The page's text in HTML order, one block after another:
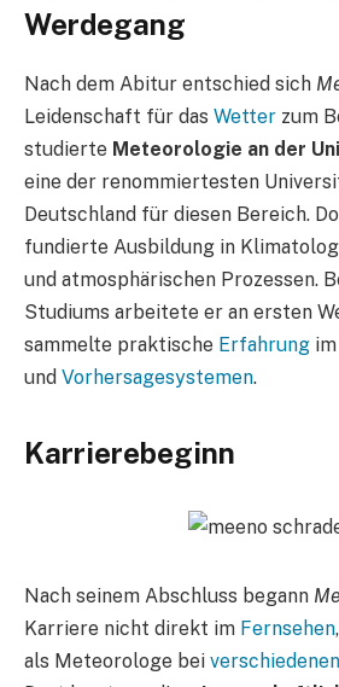
Werdegang
Nach dem Abitur entschied sich
Leidenschaft für das Wetter zum
studierte Meteorologie an der
eine der renommiertesten
Deutschland für diesen Bereich.
fundierte Ausbildung in
und atmosphärischen Prozessen.
Studiums arbeitete er an ersten
sammelte praktische Erfahrung
und Vorhersagesystemen.
Karrierebeginn
Nach seinem Abschluss begann
Karriere nicht direkt im Fernsehen
als Meteorologe bei verschiedenen